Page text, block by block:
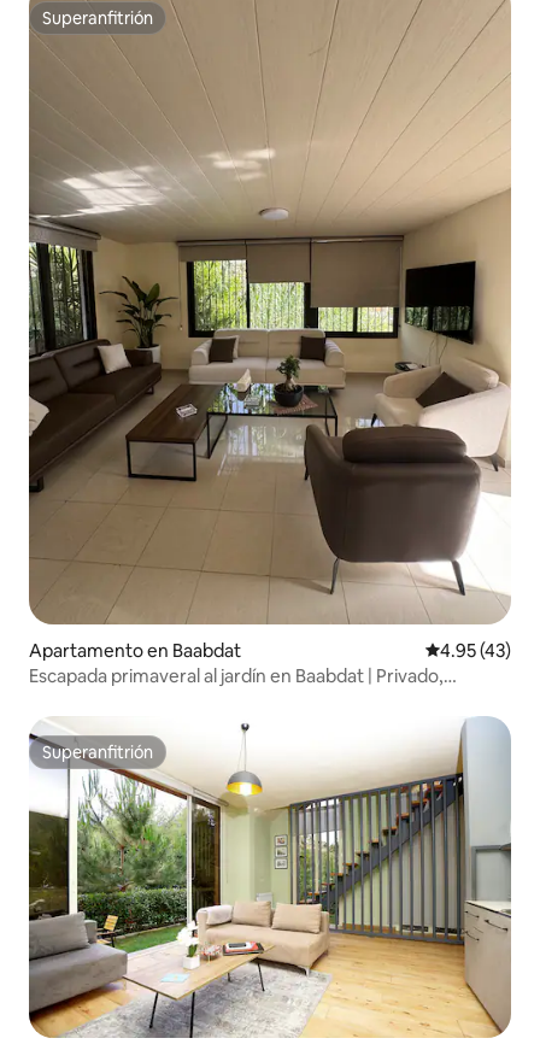
Superanfitrión
Superanfitrión
Apartamento en Baabdat Calificación
4.95 (43)
Escapada primaveral al jardín en Baabdat | Privado,
Superanfitrión
Superanfitrión